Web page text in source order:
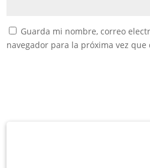
Guarda mi nombre, correo
navegador para la próxima vez que